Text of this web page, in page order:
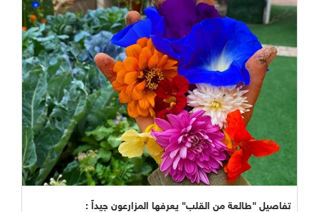
تفاصيل "طالعة من القلب" يعرفها المزارعون جيداً :